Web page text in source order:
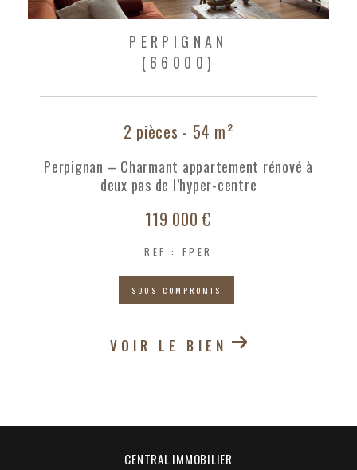
PERPIGNAN
(66000)
2 pièces - 54 m²
Perpignan – Charmant appartement rénové à
deux pas de l’hyper-centre
119 000 €
REF : FPER
SOUS-COMPROMIS
VOIR LE BIEN
CENTRAL IMMOBILIER